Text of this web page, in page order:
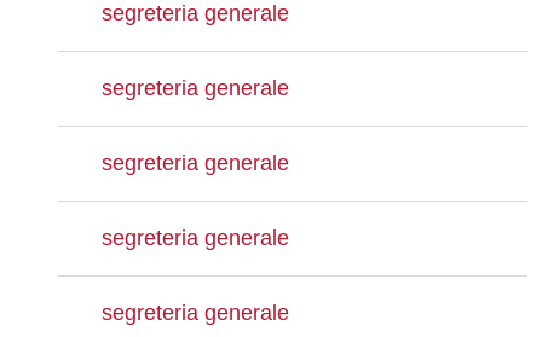
segreteria generale
segreteria generale
segreteria generale
segreteria generale
segreteria generale